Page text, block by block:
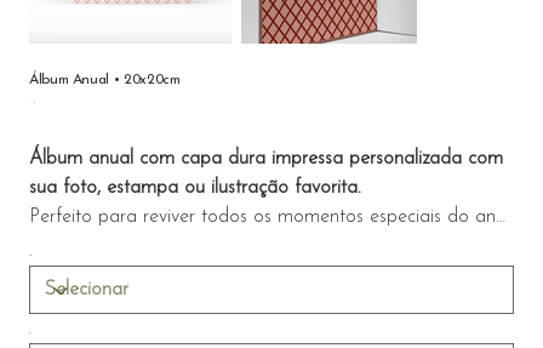
Álbum Anual • 20x20cm
Álbum anual com capa dura impressa personalizada com
sua foto, estampa ou ilustração favorita.
Perfeito para reviver todos os momentos especiais do ano
440g. Ideal para compilar viagens, conquistas, celebrações